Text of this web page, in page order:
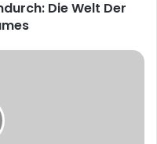
Die Welt Der